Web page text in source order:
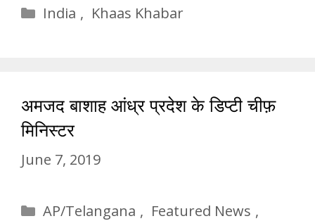
Categories
India , Khaas Khabar
अमजद बाशाह आंध्र प्रदेश के डिप्टी चीफ़
मिनिस्टर
June 7, 2019
Categories
AP/Telangana , Featured News ,